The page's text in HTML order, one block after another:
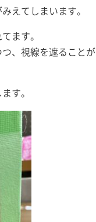
えてしまいます。
ます。
、視線を遮ることが
す。